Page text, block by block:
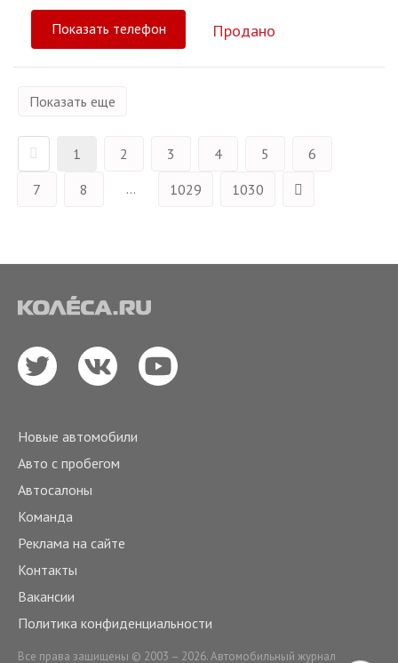
Показать телефон Продано
Показать еще
1 2 3 4 5
6
7
8 ... 1029 1030
Новые автомобили
Авто с пробегом
Автосалоны
Команда
Реклама на сайте
Контакты
Вакансии
Политика конфиденциальности
Все права защищены © 2003 – 2026. Автомобильный журнал